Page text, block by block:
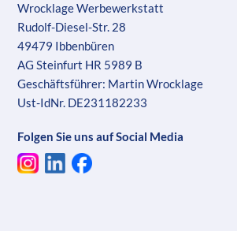
Wrocklage Werbewerkstatt
Rudolf-Diesel-Str. 28
49479 Ibbenbüren
AG Steinfurt HR 5989 B
Geschäftsführer: Martin Wrocklage
Ust-IdNr. DE231182233
Folgen Sie uns auf Social Media